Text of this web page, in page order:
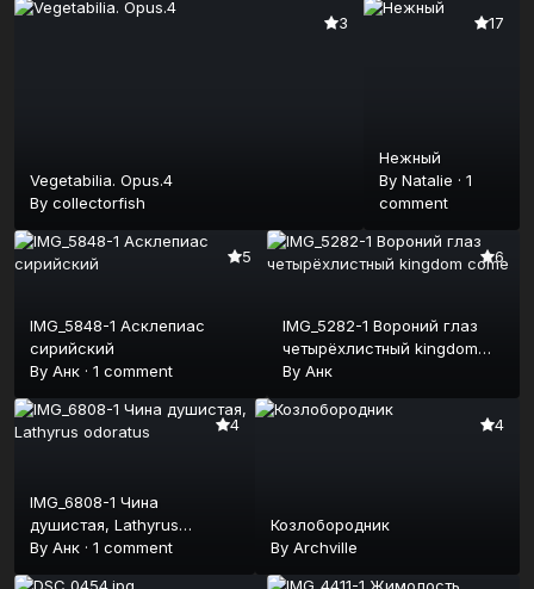
3
Vegetabilia. Opus.4
By collectorfish
17
Нежный
ByNatalie ·1
comment
5
IMG_5848-1 Асклепиас
сирийский
By Анк · 1 comment
6
IMG_5282-1 Вороний глаз
четырёхлистный kingdom
come
By Анк
4
IMG_6808-1 Чина
душистая, Lathyrus
odoratus
By Анк · 1 comment
4
Козлобородник
ByArchville